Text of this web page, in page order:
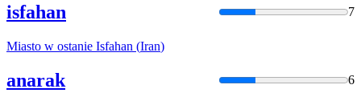
isfahan 7
Miasto w ostanie Isfahan (Iran)
anarak 6